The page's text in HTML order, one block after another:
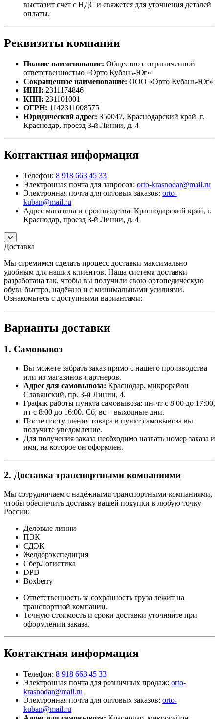
выставит счет с НДС и свяжется для уточнения деталей
оплаты.
Реквизиты компании
Полное наименование: Общество с ограниченной
ответственностью «Орто Кубань-Юг»
Сокращенное наименование: ООО «Орто Кубань-Юг»
ИНН: 2311174846
КПП: 231101001
ОГРН: 1142311008575
Юридический адрес: 350047, Краснодарский край, г.
Краснодар, проезд 3-й Линии, д. 4
Контактная информация
Телефон: 8 918 663 45 33
Электронная почта для запросов: orto-krasnodar@mail.ru
Электронная почта для оптовых заказов: orto-
kuban@mail.ru
Адрес магазина и производства: Краснодарский край, г.
Краснодар, проезд 3-й Линии, д. 4
Доставка
Мы стремимся сделать процесс доставки максимально
удобным для наших клиентов. Наша система доставки
разработана так, чтобы вы получили свою ортопедическую
обувь быстро, надёжно и с минимальными усилиями.
Ознакомьтесь с доступными вариантами:
Варианты доставки
1. Самовывоз
Вы можете забрать заказ прямо с нашего производства
или из магазинов-партнеров.
Адрес для самовывоза: Краснодар, микрорайон
Славянский, пр. 3-й Линии, 4.
График работы пункта самовывоза: пн-чт с 8:00 до 17:00,
пт с 8:00 до 16:00. Сб, вс – выходные дни.
После поступления товара в пункт самовывоза вы
получите уведомление.
Для получения заказа необходимо назвать номер заказа и
имя, на которое он оформлен.
2. Доставка транспортными компаниями
Мы сотрудничаем с надёжными транспортными компаниями,
чтобы обеспечить доставку вашей покупки в любую точку
России:
Деловые линии
ПЭК
СДЭК
Желдорэкспедиция
СберЛогистика
DPD
Boxberry
Ответственность за сохранность груза лежит на
транспортной компании.
Точную стоимость и сроки доставки уточняйте при
оформлении заказа.
Контактная информация
Телефон: 8 918 663 45 33
Электронная почта для розничных продаж: orto-
krasnodar@mail.ru
Электронная почта для оптовых заказов: orto-
kuban@mail.ru